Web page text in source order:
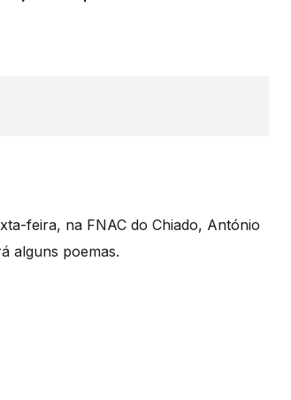
feira, na FNAC do Chiado, António
alguns poemas.